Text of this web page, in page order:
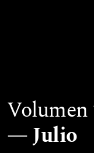
Volumen
Julio